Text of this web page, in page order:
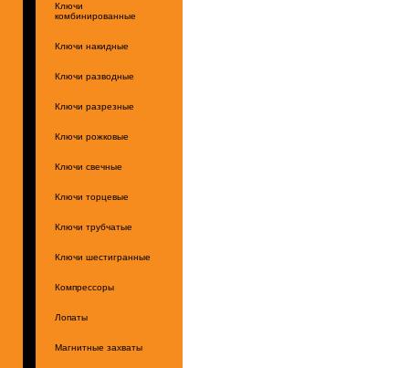
Ключи
комбинированные
Ключи накидные
Ключи разводные
Ключи разрезные
Ключи рожковые
Ключи свечные
Ключи торцевые
Ключи трубчатые
Ключи шестигранные
Компрессоры
Лопаты
Магнитные захваты